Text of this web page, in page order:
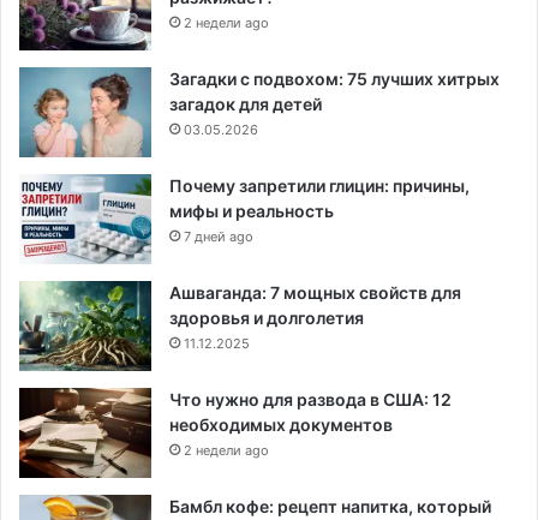
2 недели ago
Загадки с подвохом: 75 лучших хитрых
загадок для детей
03.05.2026
Почему запретили глицин: причины,
мифы и реальность
7 дней ago
Ашваганда: 7 мощных свойств для
здоровья и долголетия
11.12.2025
Что нужно для развода в США: 12
необходимых документов
2 недели ago
Бамбл кофе: рецепт напитка, который